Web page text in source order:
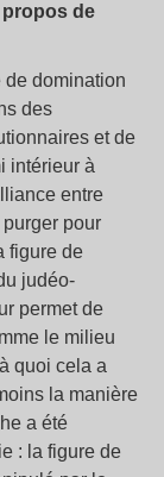
propos de
de domination
des
et de
intérieur à
entre
purger pour
figure de
judéo-
permet de
le milieu
quoi cela a
la manière
a été
: la figure de